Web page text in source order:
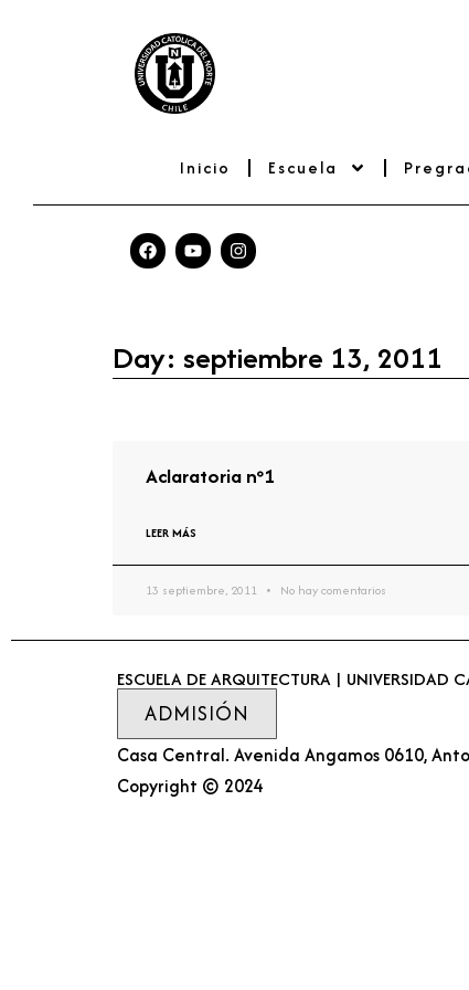
Inicio Escuela
Day: septiembre 13, 2011
Aclaratoria nº1
LEER MÁS
13 septiembre, 2011 No hay comentarios
ESCUELA DE ARQUITECTURA | UNIVERSIDAD
ADMISIÓN
Casa Central. Avenida Angamos 0610,
Copyright © 2024